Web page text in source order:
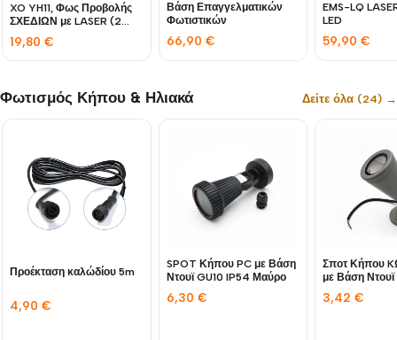
XO YH11, Φως Προβολής
ΣΧΕΔΙΩΝ με LASER (2
ΧΡΩΜΑΤΑ LASER)
19,80 €
Βάση Επαγγελματικών
Φωτιστικών
66,90 €
EMS-LQ LASER + RGB
LED
59,90€
Φωτισμός Κήπου & Ηλιακά Δείτε όλα (24) →
Προέκταση καλώδίου 5m
4,90 €
SPOT Κήπου PC με Βάση
Ντουϊ GU10 IP54 Μαύρο
6,30 €
Σποτ Κήπου
με Βάση
3,42€